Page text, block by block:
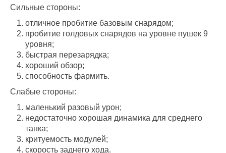
Сильные стороны:
отличное пробитие базовым снарядом;
пробитие голдовых снарядов на уровне пушек 9
уровня;
быстрая перезарядка;
хороший обзор;
способность фармить.
Слабые стороны:
маленький разовый урон;
недостаточно хорошая динамика для среднего
танка;
критуемость модулей;
скорость заднего хода.